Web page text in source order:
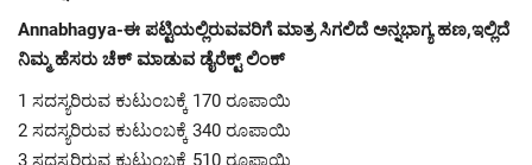
Annabhagya-ಈ ಪಟ್ಟಿಯಲ್ಲಿರುವವರಿಗೆ ಮಾತ್ರ ಸಿಗಲಿದೆ ಅನ್ನಭಾಗ್ಯ ಹಣ,ಇಲ್ಲಿದೆ
ನಿಮ್ಮ ಹೆಸರು ಚೆಕ್ ಮಾಡುವ ಡೈರೆಕ್ಟ್ ಲಿಂಕ್
1 ಸದಸ್ಯರಿರುವ ಕುಟುಂಬಕ್ಕೆ 170 ರೂಪಾಯಿ
2 ಸದಸ್ಯರಿರುವ ಕುಟುಂಬಕ್ಕೆ 340 ರೂಪಾಯಿ
3 ಸದಸ್ಯರಿರುವ ಕುಟುಂಬಕ್ಕೆ 510 ರೂಪಾಯಿ